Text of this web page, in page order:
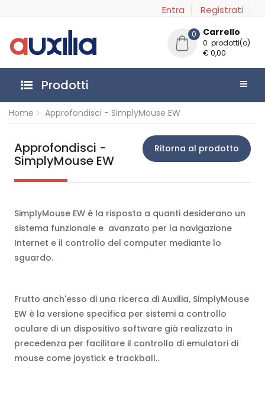
Entra Registrati
0 Carrello
0 prodotti(o)
€ 0,00
Prodotti
Home Approfondisci - SimplyMouse EW
Ritorna al prodotto
Approfondisci -
SimplyMouse EW
SimplyMouse EW è la risposta a quanti desiderano un
sistema funzionale e avanzato per la navigazione
Internet e il controllo del computer mediante lo
sguardo.
Frutto anch'esso di una ricerca di Auxilia, SimplyMouse
EW è la versione specifica per sistemi a controllo
oculare di un dispositivo software già realizzato in
precedenza per facilitare il controllo di emulatori di
mouse come joystick e trackball..